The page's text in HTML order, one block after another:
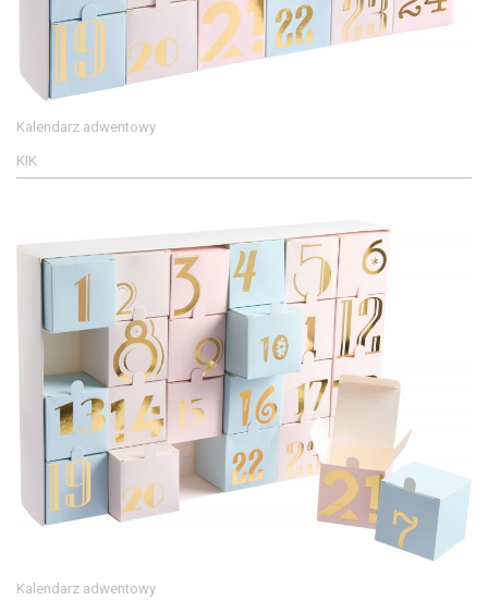
Kalendarz adwentowy
KIK
Kalendarz adwentowy